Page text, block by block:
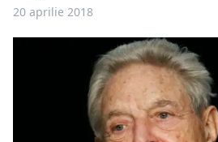
20 aprilie 2018